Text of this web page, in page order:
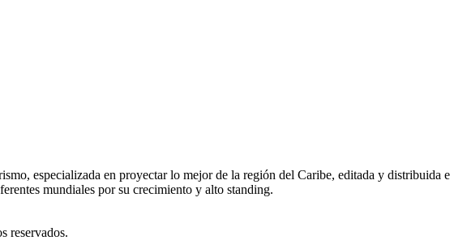
especializada en proyectar lo mejor de la región del Caribe, editada y distribuida
mundiales por su crecimiento y alto standing.
reservados.